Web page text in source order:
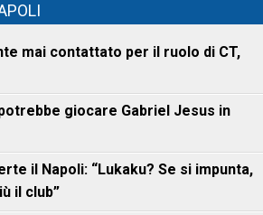
mai contattato per il ruolo di CT,
giocare Gabriel Jesus in
il Napoli: “Lukaku? Se si impunta,
il club”